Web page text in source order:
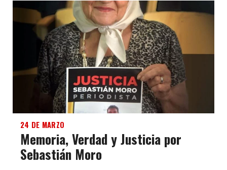
24 DE MARZO
Memoria, Verdad y Justicia por
Sebastián Moro